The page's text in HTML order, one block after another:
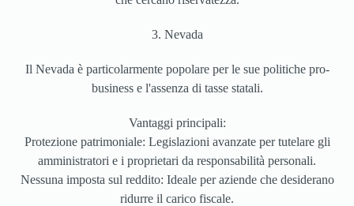
3. Nevada
Il Nevada è particolarmente popolare per le sue politiche pro-
business e l'assenza di tasse statali.
Vantaggi principali:
Protezione patrimoniale: Legislazioni avanzate per tutelare gli
amministratori e i proprietari da responsabilità personali.
Nessuna imposta sul reddito: Ideale per aziende che desiderano
ridurre il carico fiscale.